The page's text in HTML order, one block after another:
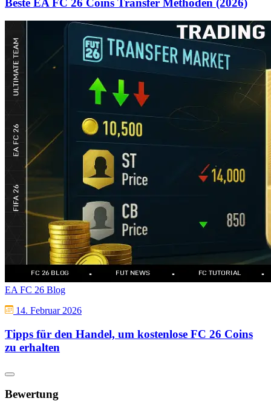
EA FC 26 Blog
14. Februar 2026
Tipps für den Handel, um kostenlose FC 26 Coins
zu erhalten
Bewertung